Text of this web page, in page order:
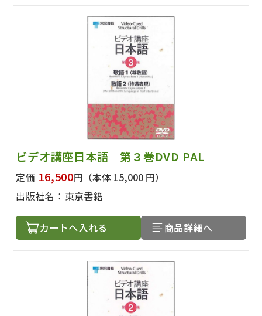
ビデオ講座日本語 第３巻DVD PAL
定価 16,500円 （本体 15,000 円）
出版社名： 東京書籍
カートへ入れる 商品詳細へ